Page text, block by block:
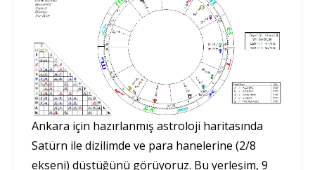
Ankara için hazırlanmış astroloji haritasında
Satürn ile dizilimde ve para hanelerine (2/8
ekseni) düştüğünü görüyoruz. Bu yerleşim, 9